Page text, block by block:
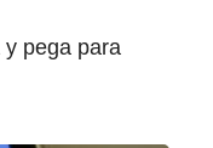
pega para